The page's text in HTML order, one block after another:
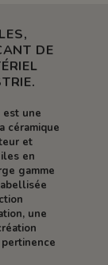
DE
est une
céramique
et
en
gamme
une